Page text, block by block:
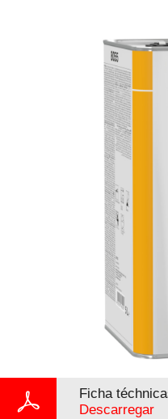
Ficha
Descarregar